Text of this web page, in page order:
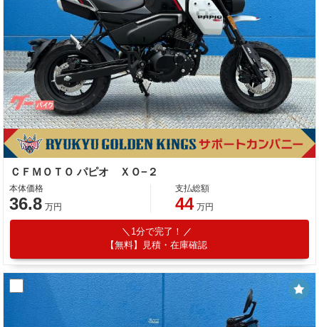
ＣＦＭＯＴＯ パピオ ＸＯ−２
本体価格
36.8 万円
支払総額
44 万円
1分で完了！
【無料】見積・在庫確認